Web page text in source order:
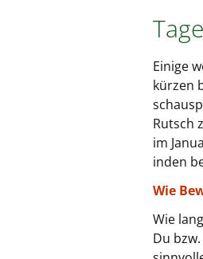
Einige
kürzen
Rutsch
im
inden
Wie
Wie
Du